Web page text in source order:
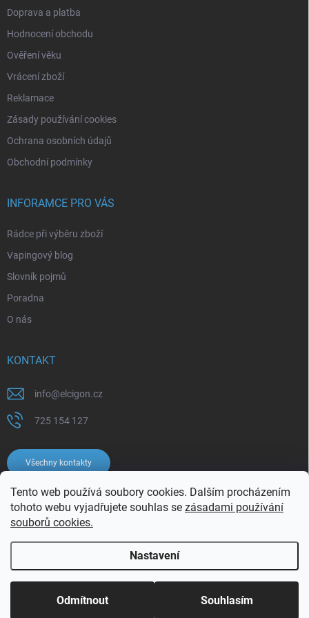
Tento web používá soubory cookies. Dalším procházením
tohoto webu vyjadřujete souhlas se zásadami používání
souborů cookies.
Nastavení
Odmítnout Souhlasím
Doprava a platba
Hodnocení obchodu
Ověření věku
Vrácení zboží
Reklamace
Zásady používání cookies
Ochrana osobních údajů
Obchodní podmínky
INFORAMCE PRO VÁS
Rádce při výběru zboží
Vapingový blog
Slovník pojmů
Poradna
O nás
KONTAKT
info@elcigon.cz
725 154 127
Všechny kontakty
Copyright 2026Elcigon.cz. Všechna práva vyhrazena.Upravit nastavení
cookies